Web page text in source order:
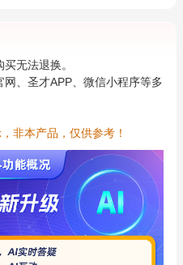
无法退换。
、圣才APP、微信小程序等多
非本产品，仅供参考！